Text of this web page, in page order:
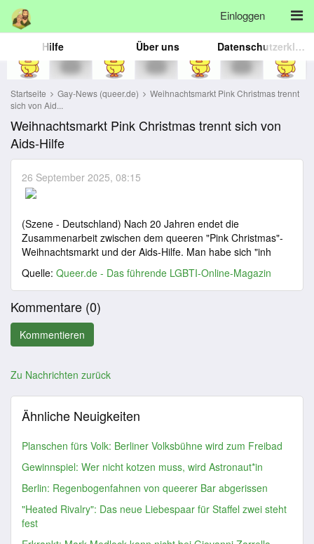
Einloggen
Hilfe Über uns Datenschutzerklärung
Startseite Gay-News (queer.de)
Weihnachtsmarkt Pink Christmas trennt
sich von Aid...
Weihnachtsmarkt Pink Christmas trennt sich von
Aids-Hilfe
26 September 2025, 08:15
(Szene - Deutschland) Nach 20 Jahren endet die
Zusammenarbeit zwischen dem queeren "Pink Christmas"-
Weihnachtsmarkt und der Aids-Hilfe. Man habe sich "inh
Quelle: Queer.de - Das führende LGBTI-Online-Magazin
Kommentare (0)
Zu Nachrichten zurück
Ähnliche Neuigkeiten
Planschen fürs Volk: Berliner Volksbühne wird zum Freibad
Gewinnspiel: Wer nicht kotzen muss, wird Astronaut*in
Berlin: Regenbogenfahnen von queerer Bar abgerissen
"Heated Rivalry": Das neue Liebespaar für Staffel zwei steht
fest